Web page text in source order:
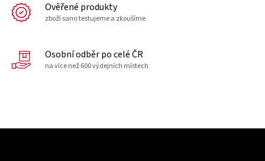
Ověřené produkty
zboží sami testujeme a zkoušíme
Osobní odběr po celé ČR
na více než 600 výdejních místech